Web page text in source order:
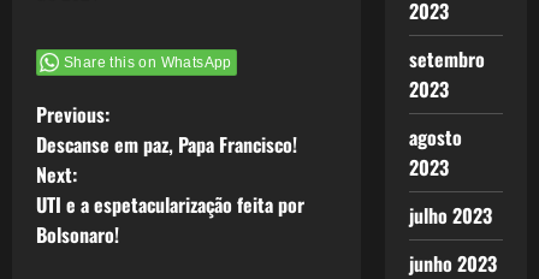
Share this on WhatsApp
P
o
s
Previous:
Descanse em paz, Papa Francisco!
Next:
UTI e a espetacularização feita por
Bolsonaro!
2023
setembro
2023
agosto
2023
julho 2023
junho 2023